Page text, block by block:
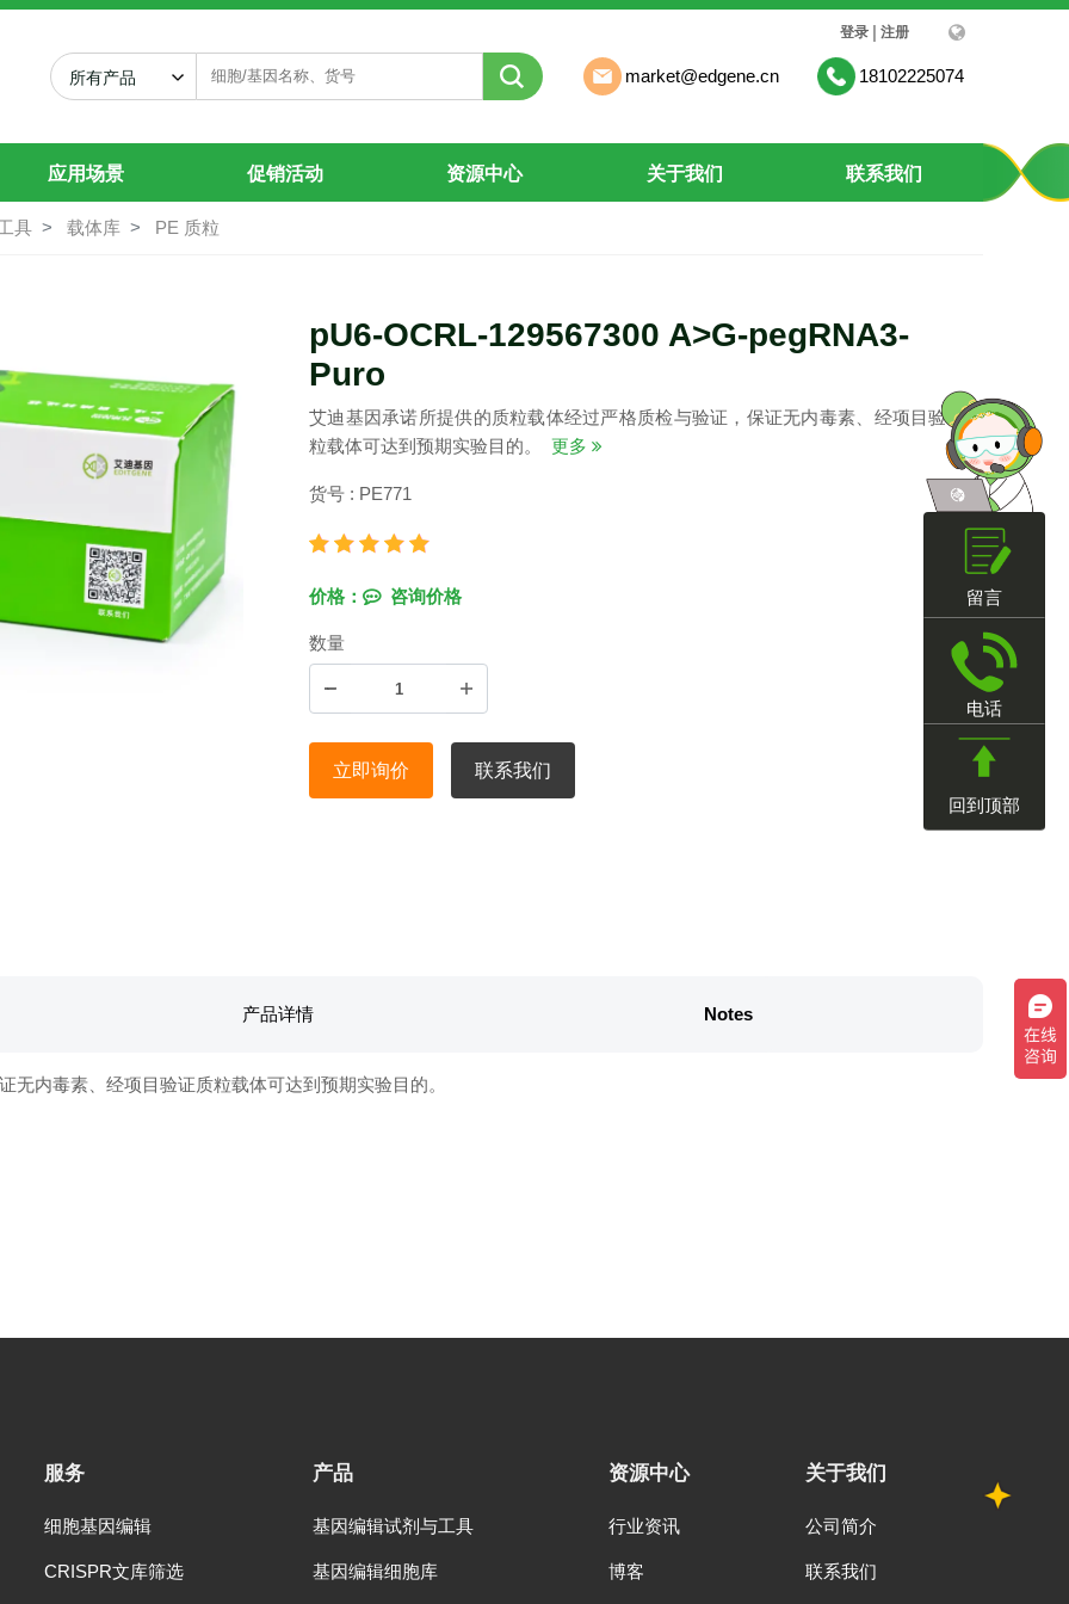
所有产品 market@edgene.cn 18102225074
登录 | 注册
应用场景 促销活动 资源中心 关于我们 联系我们
具 载体库 PE 质粒
pU6-OCRL-129567300 A>G-pegRNA3-
Puro
艾迪基因承诺所提供的质粒载体经过严格质检与验证，保证无内毒素、经项目验证质
粒载体可达到预期实验目的。
更多
货号 : PE771
价格： 咨询价格
数量
立即询价 联系我们
产品详情 Notes
内毒素、经项目验证质粒载体可达到预期实验目的。
留言
电话
回到顶部
服务
细胞基因编辑
CRISPR文库筛选
产品
基因编辑试剂与工具
基因编辑细胞库
资源中心
行业资讯
博客
关于我们
公司简介
联系我们